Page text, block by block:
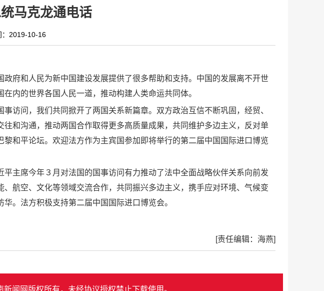
马克龙通电话
2019-10-16
府和人民为新中国建设发展提供了很多帮助和支持。中国的发展离不开世
内的世界各国人民一道，推动构建人类命运共同体。
访问，我们共同掀开了两国关系新篇章。双方政治互信不断巩固，经贸、
和沟通，推动两国合作取得更多高质量成果，共同维护多边主义，反对单
和平论坛。欢迎法方作为主宾国参加即将举行的第二届中国国际进口博览
主席今年３月对法国的国事访问有力推动了法中全面战略伙伴关系向前发
航空、文化等领域交流合作，共同振兴多边主义，携手应对环境、气候变
。法方积极支持第二届中国国际进口博览会。
[责任编辑：海燕]
闻网版权所有，未经协议授权禁止下载使用。